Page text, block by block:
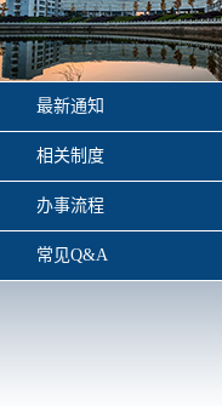
最新通知
相关制度
办事流程
常见Q&A